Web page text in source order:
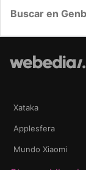
Xataka
Applesfera
Mundo Xiaomi